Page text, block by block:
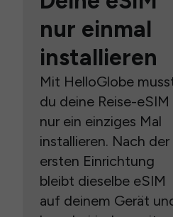
nur einmal
installieren
Mit HelloGlobe
du deine Reise-eSIM
nur ein einziges Mal
installieren. Nach der
ersten Einrichtung
bleibt dieselbe eSIM
auf deinem Gerät